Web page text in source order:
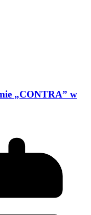
„CONTRA” w